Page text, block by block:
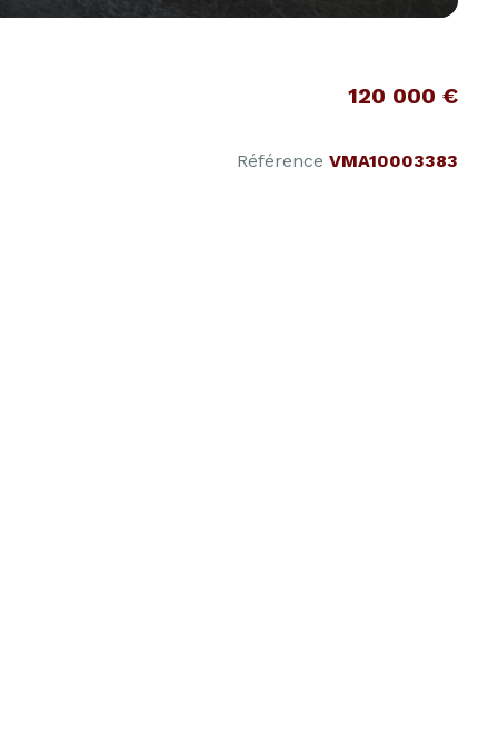
120 000 €
Référence VMA10003383